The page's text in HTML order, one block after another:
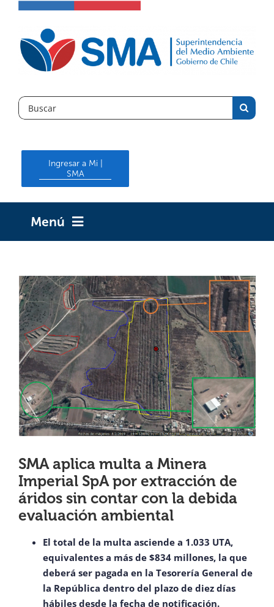
content
Search
for:
Ingresar a Mi |
SMA
Menú
¿QUIÉNES SOMOS?
OFICINAS REGIONALES
DOCUMENTOS
SALA DE PRENSA
PREGUNTAS FRECUENTES
CONTACTO
View
Larger
Image
SMA aplica multa a Minera
Imperial SpA por extracción de
áridos sin contar con la debida
evaluación ambiental
El total de la multa asciende a 1.033 UTA,
equivalentes a más de $834 millones, la que
deberá ser pagada en la Tesorería General de
la República dentro del plazo de diez días
hábiles desde la fecha de notificación.